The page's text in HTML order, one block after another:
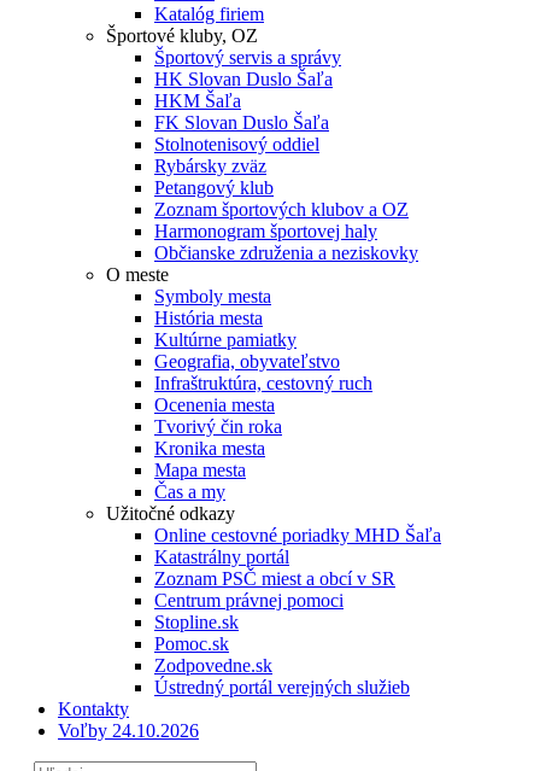
Katalóg firiem
Športové kluby, OZ
Športový servis a správy
HK Slovan Duslo Šaľa
HKM Šaľa
FK Slovan Duslo Šaľa
Stolnotenisový oddiel
Rybársky zväz
Petangový klub
Zoznam športových klubov a OZ
Harmonogram športovej haly
Občianske združenia a neziskovky
O meste
Symboly mesta
História mesta
Kultúrne pamiatky
Geografia, obyvateľstvo
Infraštruktúra, cestovný ruch
Ocenenia mesta
Tvorivý čin roka
Kronika mesta
Mapa mesta
Čas a my
Užitočné odkazy
Online cestovné poriadky MHD Šaľa
Katastrálny portál
Zoznam PSČ miest a obcí v SR
Centrum právnej pomoci
Stopline.sk
Pomoc.sk
Zodpovedne.sk
Ústredný portál verejných služieb
Kontakty
Voľby 24.10.2026